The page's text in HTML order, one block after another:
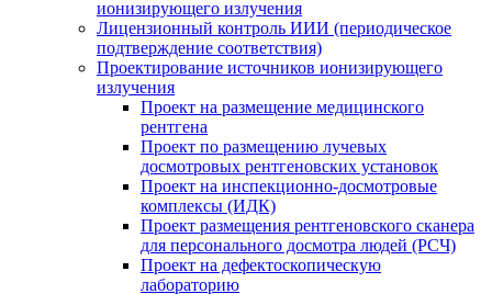
ионизирующего излучения
Лицензионный контроль ИИИ (периодическое
подтверждение соответствия)
Проектирование источников ионизирующего
излучения
Проект на размещение медицинского
рентгена
Проект по размещению лучевых
досмотровых рентгеновских установок
Проект на инспекционно-досмотровые
комплексы (ИДК)
Проект размещения рентгеновского сканера
для персонального досмотра людей (РСЧ)
Проект на дефектоскопическую
лабораторию